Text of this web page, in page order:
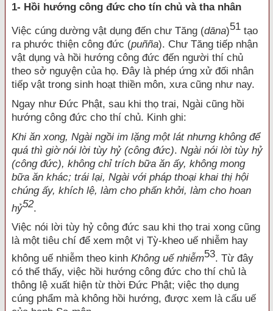
1- Hồi hướng công đức cho tín chủ và tha nhân
Việc cúng dường vật dụng đến chư Tăng (dāna)51 tạo
ra phước thiện công đức (puñña). Chư Tăng tiếp nhận
vật dụng và hồi hướng công đức đến người thí chủ
theo sở nguyện của họ. Đây là phép ứng xử đối nhân
tiếp vật trong sinh hoạt thiền môn, xưa cũng như nay.
Ngay như Đức Phật, sau khi thọ trai, Ngài cũng hồi
hướng công đức cho thí chủ. Kinh ghi:
Khi ăn xong, Ngài ngồi im lặng một lát nhưng không để
quá thì giờ nói lời tùy hỷ (công đức). Ngài nói lời tùy hỷ
(công đức), không chỉ trích bữa ăn ấy, không mong
bữa ăn khác; trái lại, Ngài với pháp thoại khai thị hội
chúng ấy, khích lệ, làm cho phấn khởi, làm cho hoan
hỷ52.
Việc nói lời tùy hỷ công đức sau khi thọ trai xong cũng
là một tiêu chí để xem một vị Tỳ-kheo uế nhiễm hay
không uế nhiễm theo kinh Không uế nhiễm53. Từ đây
có thể thấy, việc hồi hướng công đức cho thí chủ là
thông lệ xuất hiện từ thời Đức Phật; việc thọ dụng
cúng phẩm mà không hồi hướng, được xem là cấu uế